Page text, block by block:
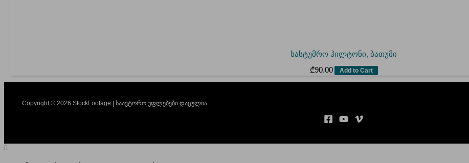
სასტუმრო ჰილტონი, ბათუმი
₾90.00 Add to Cart
Copyright © 2026 StockFootage | საავტორო უფლებები დაცულია